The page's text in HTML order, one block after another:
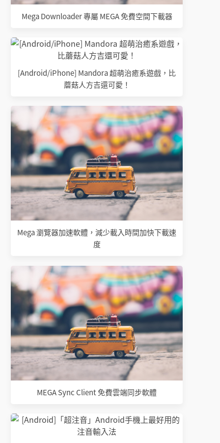
Mega Downloader 專屬 MEGA 免費空間下載器
[Android/iPhone] Mandora 超萌治癒系遊戲，比
蘑菇人方吉還可愛！
Mega 瀏覽器加速軟體，減少載入時間加快下載速
度
MEGA Sync Client 免費雲端同步軟體